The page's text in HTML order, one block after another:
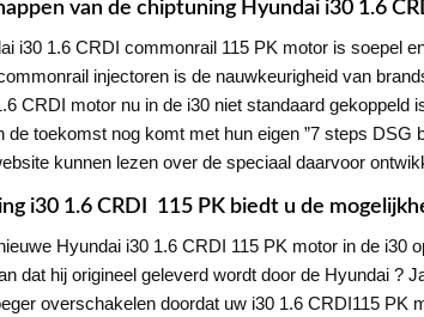
van de chiptuning Hyundai i30 1.6
i30 1.6 CRDI commonrail 115 PK motor is soepel
injectoren is de nauwkeurigheid van
CRDI motor nu in de i30 niet standaard
de toekomst nog komt met hun eigen ”7 steps
kunnen lezen over de speciaal daarvoor
i30 1.6 CRDI 115 PK biedt u de
Hyundai i30 1.6 CRDI 115 PK motor in de
dat hij origineel geleverd wordt door de Hyundai ?
overschakelen doordat uw i30 1.6 CRDI115 PK